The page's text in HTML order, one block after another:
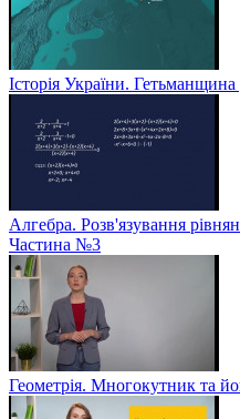
Історія України.
Алгебра. Розв'язування
Частина №3
Геометрія. Многокутник та